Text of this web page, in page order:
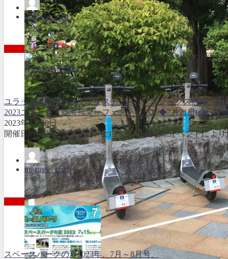
mazasse_staff
イベント開催
ユラックス熱海サマーフェスティバル、ユラックス熱海、
2023ユラックス熱海サマーフェスティバル◆7月21日(金)～8
2023年8月10日
開催日時：2023年7月21日(金)～8月27日(日)※イベントによ
mazasse_staff
スペースパークの夏2023年、7月～8月号、